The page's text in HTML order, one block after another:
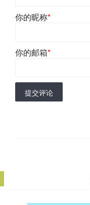
你的昵称*
你的邮箱*
提交评论